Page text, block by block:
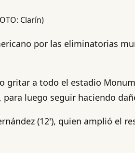
Clarín)
por las eliminatorias
gritar a todo el estadio
luego seguir haciendo
(12'), quien amplió el